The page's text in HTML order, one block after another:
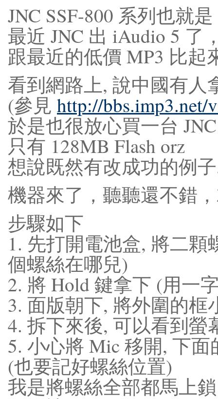
JNC SSF-800 系列也就
最近 JNC 出 iAudio 5 了
跟最近的低價 MP3 比起
看到網路上, 說中國有人
(參見 http://bbs.imp3.net/
於是也很放心買一台
只有 128MB Flash orz
想說既然有改成功的例
機器來了，聽聽還不錯
步驟如下
1. 先打開電池盒, 將二
個螺絲在哪兒)
2. 將 Hold 鍵拿下 (用一
3. 面版朝下, 將外圍的
4. 拆下來後, 可以看到
5. 小心將 Mic 移開, 下
(也要記好螺絲位置)
我是將螺絲全部都馬上